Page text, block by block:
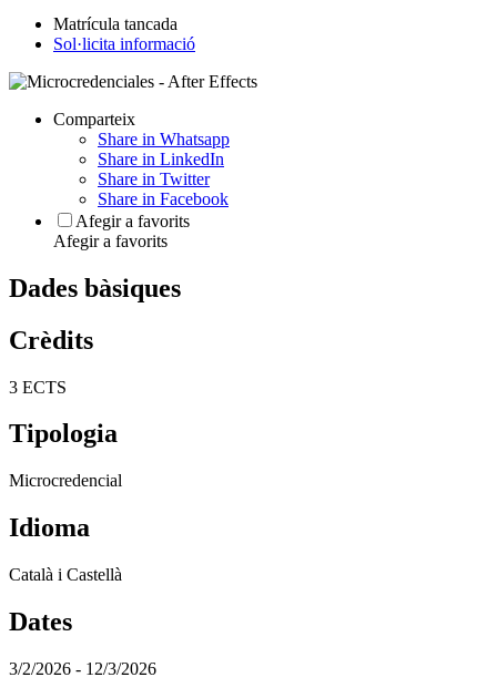
Matrícula tancada
Sol·licita informació
Comparteix
Share in Whatsapp
Share in LinkedIn
Share in Twitter
Share in Facebook
Afegir a favorits
Afegir a favorits
Dades bàsiques
Crèdits
3 ECTS
Tipologia
Microcredencial
Idioma
Català i Castellà
Dates
3/2/2026 - 12/3/2026